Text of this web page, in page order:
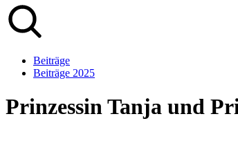
Beiträge
Beiträge 2025
Prinzessin Tanja und